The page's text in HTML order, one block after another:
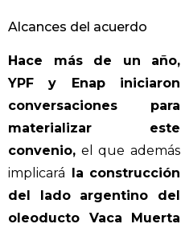
Alcances del acuerdo
Hace más de un año,
YPF y Enap iniciaron
conversaciones para
materializar este
convenio, el que además
implicará la construcción
del lado argentino del
oleoducto Vaca Muerta